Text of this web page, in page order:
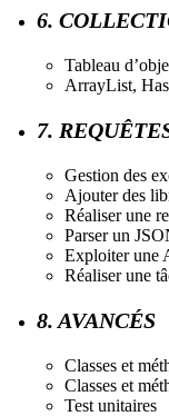
6.
Tableau
ArrayList,
7.
Gestion des
Ajouter des
Réaliser une
Parser un
Exploiter une
Réaliser une
8. AVANCÉS
Classes et
Classes et
Test unitaires